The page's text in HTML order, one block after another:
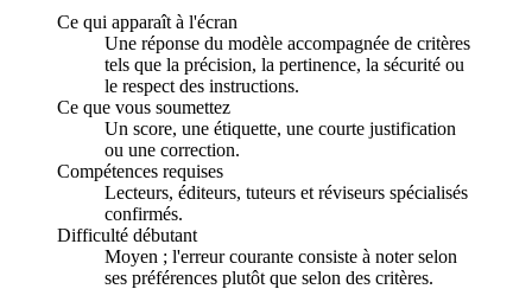
Ce qui apparaît à l'écran
Une réponse du modèle accompagnée de critères
tels que la précision, la pertinence, la sécurité ou
le respect des instructions.
Ce que vous soumettez
Un score, une étiquette, une courte justification
ou une correction.
Compétences requises
Lecteurs, éditeurs, tuteurs et réviseurs spécialisés
confirmés.
Difficulté débutant
Moyen ; l'erreur courante consiste à noter selon
ses préférences plutôt que selon des critères.